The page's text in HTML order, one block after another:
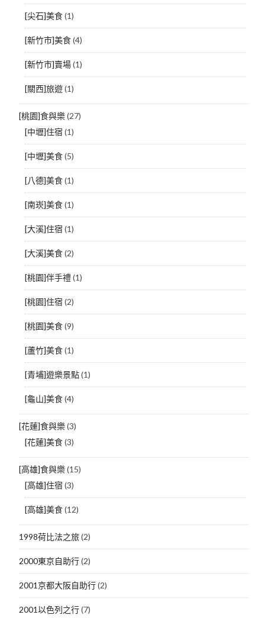
[尖石]美食(1)
[新竹市]美食(4)
[新竹市]賣場(1)
[關西]旅遊(1)
[桃園]食與樂(27)
[中壢]住宿 (1)
[中壢]美食(5)
[八德]美食(1)
[南崁]美食(1)
[大溪]住宿 (1)
[大溪]美食(2)
[桃園]伴手禮(1)
[桃園]住宿 (2)
[桃園]美食(9)
[蘆竹]美食(1)
[青埔]遊樂景點(1)
[龜山]美食(4)
[花蓮]食與樂(3)
[花蓮]美食(3)
[高雄]食與樂(15)
[高雄]住宿 (3)
[高雄]美食(12)
1998荷比法之旅(2)
2000東京自助行(2)
2001京都大阪自助行(2)
2001以色列之行(7)